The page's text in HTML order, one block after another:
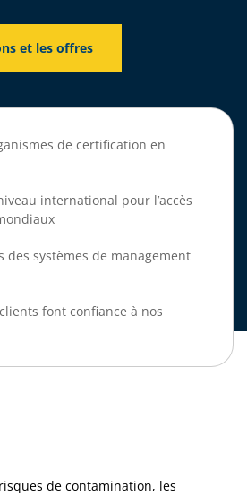
et les offres
de certification en
international pour l’accès
des systèmes de management
font confiance à nos
de contamination, les